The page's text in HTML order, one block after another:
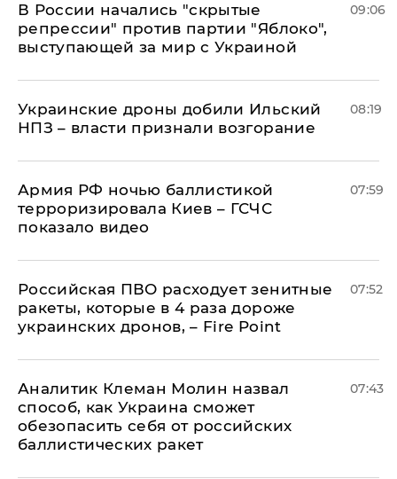
В России начались "скрытые
репрессии" против партии "Яблоко",
выступающей за мир с Украиной
09:06
Украинские дроны добили Ильский
НПЗ – власти признали возгорание
08:19
Армия РФ ночью баллистикой
терроризировала Киев – ГСЧС
показало видео
07:59
Российская ПВО расходует зенитные
ракеты, которые в 4 раза дороже
украинских дронов, – Fire Point
07:52
Аналитик Клеман Молин назвал
способ, как Украина сможет
обезопасить себя от российских
баллистических ракет
07:43